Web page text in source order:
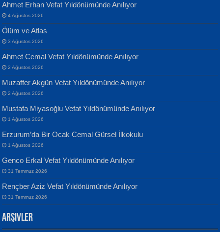
ATİLLA ÖZEN
Sultan Olmadan Önce Eyüp...
EKREM KARABABA
Banu Sancak
Defterimden İçeri...
İsmail Aydos
İnkisar...
Ahmet Erhan Vefat Yıldönümünde Anılıyor
4 Ağustos 2026
Ölüm ve Atlas
3 Ağustos 2026
Ahmet Cemal Vefat Yıldönümünde Anılıyor
2 Ağustos 2026
Muzaffer Akgün Vefat Yıldönümünde Anılıyor
2 Ağustos 2026
Mustafa Miyasoğlu Vefat Yıldönümünde Anılıyor
1 Ağustos 2026
Erzurum’da Bir Ocak Cemal Gürsel İlkokulu
1 Ağustos 2026
Genco Erkal Vefat Yıldönümünde Anılıyor
31 Temmuz 2026
Rençber Aziz Vefat Yıldönümünde Anılıyor
31 Temmuz 2026
Arşivler